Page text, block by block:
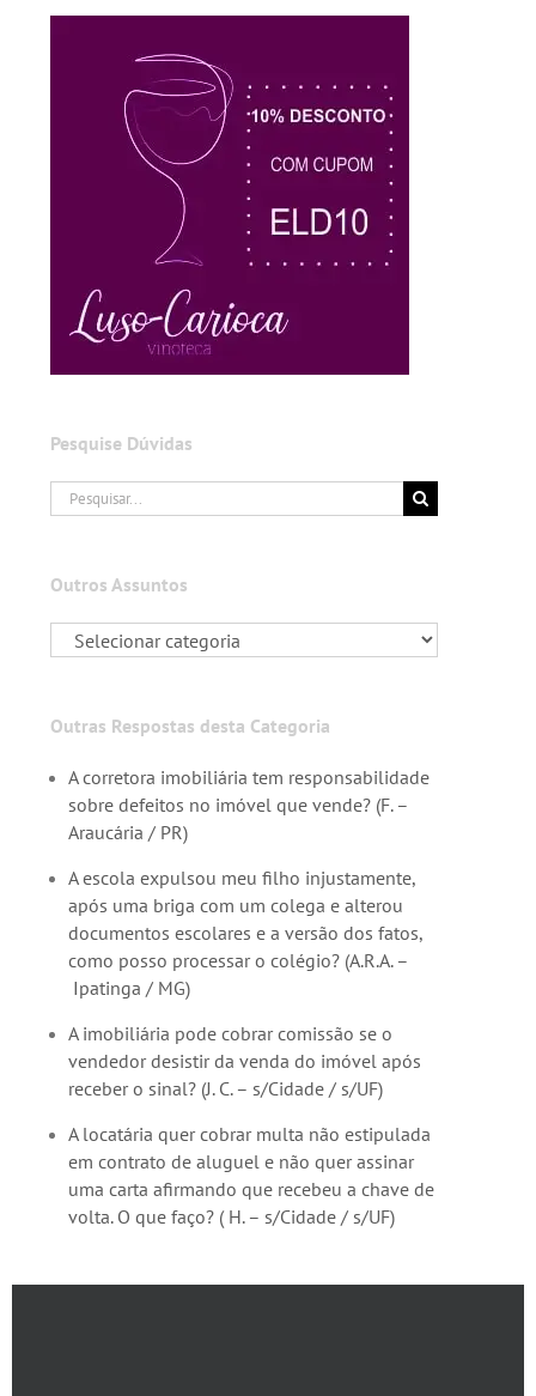
Pesquise Dúvidas
Buscar
resultados
Outros Assuntos
Outras Respostas desta Categoria
A corretora imobiliária tem responsabilidade
sobre defeitos no imóvel que vende? (F. –
Araucária / PR)
A escola expulsou meu filho injustamente,
após uma briga com um colega e alterou
documentos escolares e a versão dos fatos,
como posso processar o colégio? (A.R.A. –
Ipatinga / MG)
A imobiliária pode cobrar comissão se o
vendedor desistir da venda do imóvel após
receber o sinal? (J. C. – s/Cidade / s/UF)
A locatária quer cobrar multa não estipulada
em contrato de aluguel e não quer assinar
uma carta afirmando que recebeu a chave de
volta. O que faço? ( H. – s/Cidade / s/UF)